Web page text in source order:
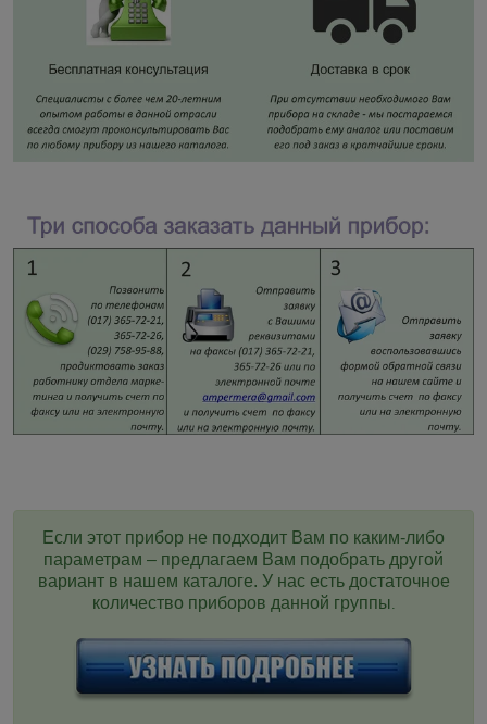
Если этот прибор не подходит Вам по каким-либо
параметрам – предлагаем Вам подобрать другой
вариант в нашем каталоге. У нас есть достаточное
количество приборов данной группы